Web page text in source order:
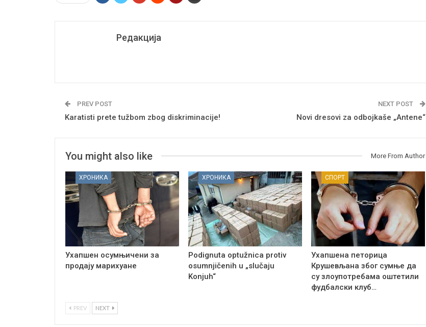
Редакција
PREV POST
Karatisti prete tužbom zbog diskriminacije!
NEXT POST
Novi dresovi za odbojkaše „Antene“
You might also like More From Author
ХРОНИКА
Ухапшен осумњичени за
продају марихуане
ХРОНИКА
Podignuta optužnica protiv
osumnjičenih u „slučaju
Konjuh“
СПОРТ
Ухапшена петорица
Крушевљана због сумње да
су злоупотребама оштетили
фудбалски клуб…
PREV NEXT